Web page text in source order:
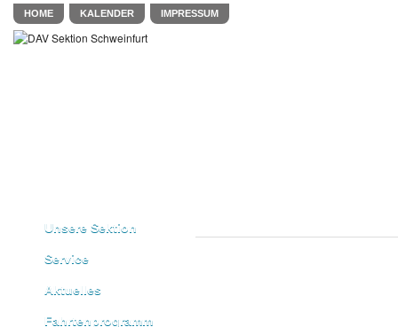
HOME KALENDER IMPRESSUM
Unsere Sektion
Service
Aktuelles
Fahrtenprogramm